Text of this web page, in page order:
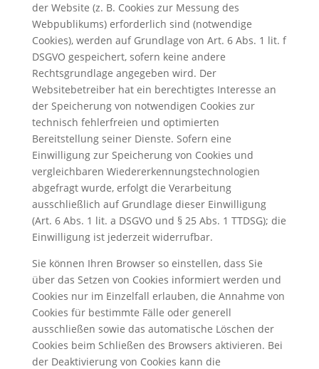
der Website (z. B. Cookies zur Messung des
Webpublikums) erforderlich sind (notwendige
Cookies), werden auf Grundlage von Art. 6 Abs. 1 lit. f
DSGVO gespeichert, sofern keine andere
Rechtsgrundlage angegeben wird. Der
Websitebetreiber hat ein berechtigtes Interesse an
der Speicherung von notwendigen Cookies zur
technisch fehlerfreien und optimierten
Bereitstellung seiner Dienste. Sofern eine
Einwilligung zur Speicherung von Cookies und
vergleichbaren Wiedererkennungstechnologien
abgefragt wurde, erfolgt die Verarbeitung
ausschließlich auf Grundlage dieser Einwilligung
(Art. 6 Abs. 1 lit. a DSGVO und § 25 Abs. 1 TTDSG); die
Einwilligung ist jederzeit widerrufbar.
Sie können Ihren Browser so einstellen, dass Sie
über das Setzen von Cookies informiert werden und
Cookies nur im Einzelfall erlauben, die Annahme von
Cookies für bestimmte Fälle oder generell
ausschließen sowie das automatische Löschen der
Cookies beim Schließen des Browsers aktivieren. Bei
der Deaktivierung von Cookies kann die